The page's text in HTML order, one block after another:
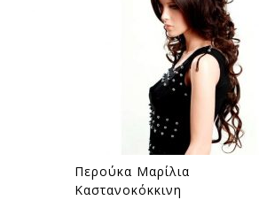
Περούκα Μαρίλια
Καστανοκόκκινη